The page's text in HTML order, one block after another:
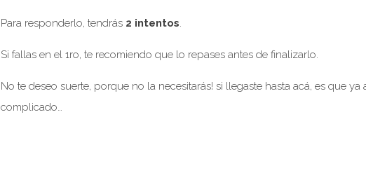
Para responderlo, tendrás 2 intentos.
Si fallas en el 1ro, te recomiendo que lo repases antes de finalizarlo.
No te deseo suerte, porque no la necesitarás! si llegaste hasta acá, es que
complicado…